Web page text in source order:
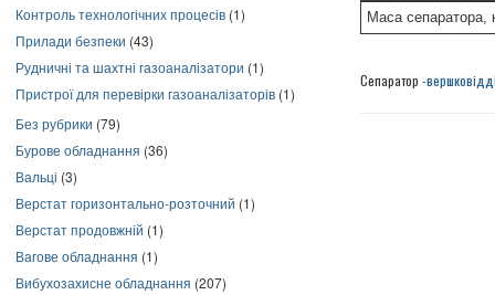
Контроль технологічних процесів (1)
Прилади безпеки (43)
Рудничні та шахтні газоаналізатори (1)
Пристрої для перевірки газоаналізаторів (1)
Без рубрики (79)
Бурове обладнання (36)
Вальці (3)
Верстат горизонтально-розточний (1)
Верстат продовжній (1)
Вагове обладнання (1)
Вибухозахисне обладнання (207)
Маса сепаратора,
Сепаратор -